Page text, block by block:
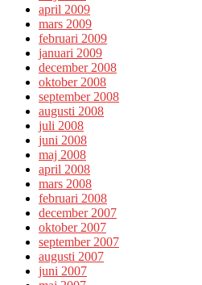
april 2009
mars 2009
februari 2009
januari 2009
december 2008
oktober 2008
september 2008
augusti 2008
juli 2008
juni 2008
maj 2008
april 2008
mars 2008
februari 2008
december 2007
oktober 2007
september 2007
augusti 2007
juni 2007